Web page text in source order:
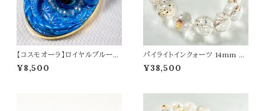
【コスモオーラ】ロイヤルブルード
ラゴン ペンダントトップ オリジナ
ルアクセサリー 天然石 パワース
¥8,500
パイライトインクォーツ 14mm ブ
レスレット パワーストーン 天然石
t0525
¥38,500